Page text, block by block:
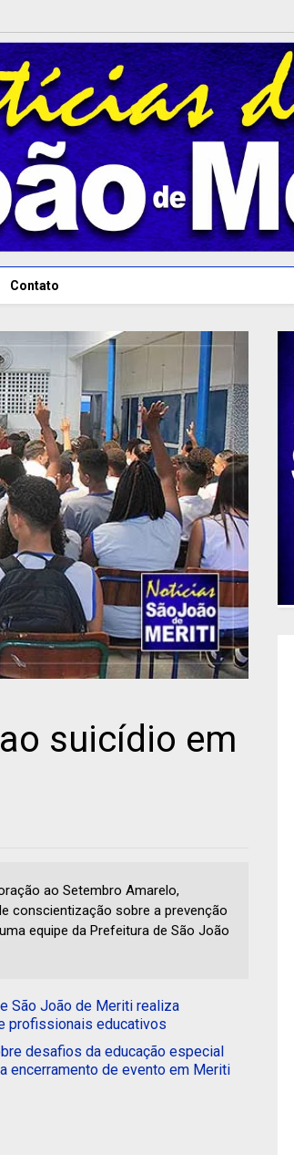
Contato
suicídio em
ao Setembro Amarelo,
conscientização sobre a prevenção
equipe da Prefeitura de São João
São João de Meriti realiza
profissionais educativos
desafios da educação especial
encerramento de evento em Meriti